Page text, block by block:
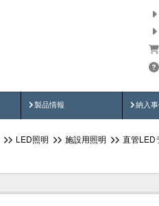
製品情報
製品動画 納入
納
LED照明 施設用照明 直管LED